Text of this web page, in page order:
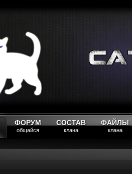
ФОРУМ
общайся
СОСТАВ
клана
ФАЙЛЫ
клана